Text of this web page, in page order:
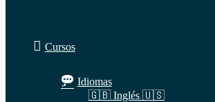
Cursos
Idiomas
🇬🇧 Inglés 🇺🇸